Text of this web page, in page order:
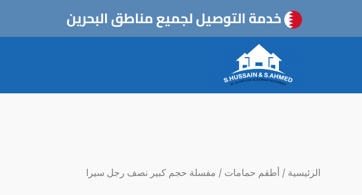
خدمة التوصيل لجميع مناطق البحرين
الرئيسية / أطقم حمامات / مفسلة حجم كبير نصف رجل سيرا